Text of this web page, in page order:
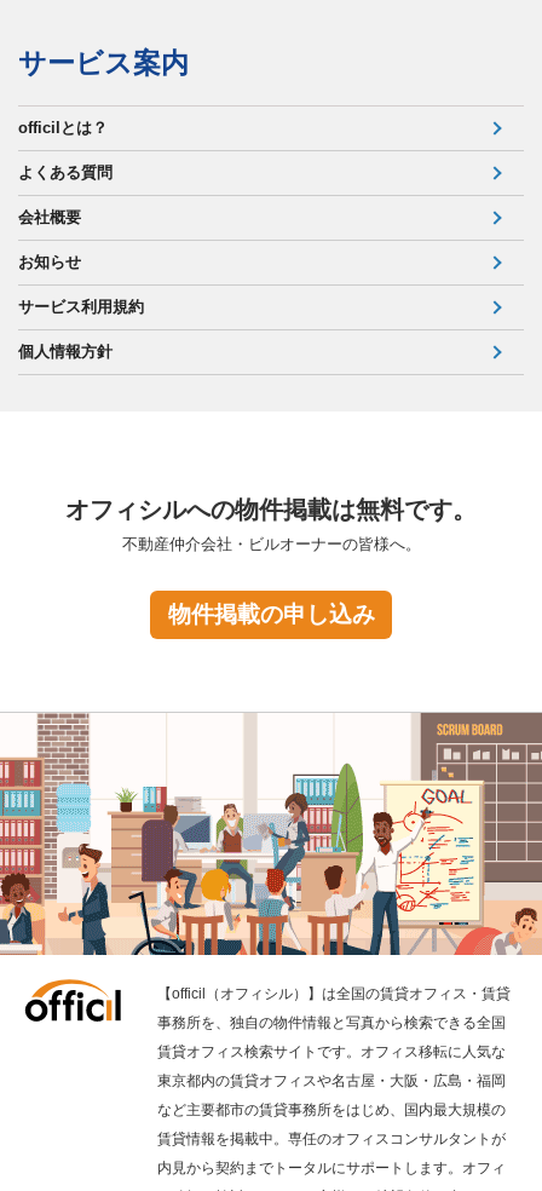
サービス案内
officilとは？
よくある質問
会社概要
お知らせ
サービス利用規約
個人情報方針
オフィシルへの物件掲載は無料です。
不動産仲介会社・ビルオーナーの皆様へ。
物件掲載の申し込み
【officil（オフィシル）】は全国の賃貸オフィス・賃貸
事務所を、独自の物件情報と写真から検索できる全国
賃貸オフィス検索サイトです。オフィス移転に人気な
東京都内の賃貸オフィスや名古屋・大阪・広島・福岡
など主要都市の賃貸事務所をはじめ、国内最大規模の
賃貸情報を掲載中。専任のオフィスコンサルタントが
内見から契約までトータルにサポートします。オフィ